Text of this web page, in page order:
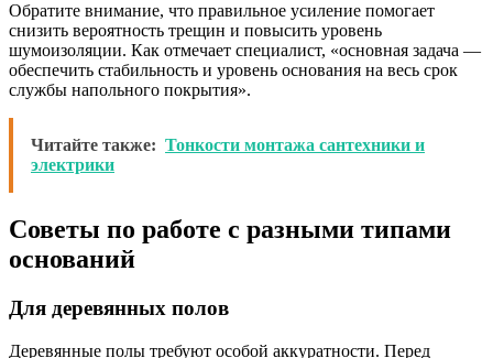
Обратите внимание, что правильное усиление помогает
снизить вероятность трещин и повысить уровень
шумоизоляции. Как отмечает специалист, «основная задача —
обеспечить стабильность и уровень основания на весь срок
службы напольного покрытия».
Читайте также: Тонкости монтажа сантехники и
электрики
Советы по работе с разными типами
оснований
Для деревянных полов
Деревянные полы требуют особой аккуратности. Перед